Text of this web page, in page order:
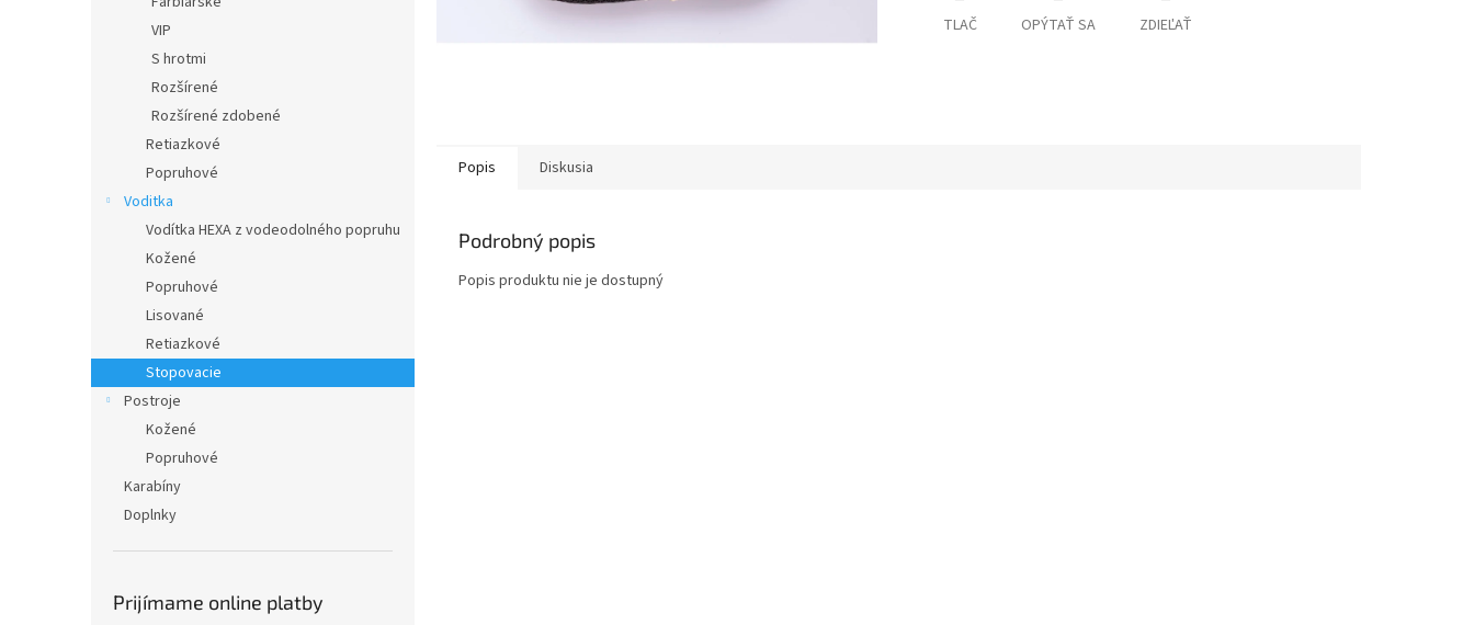
VIP
S hrotmi
Rozšírené
Rozšírené zdobené
Retiazkové
Popruhové
Voditka
Vodítka HEXA z vodeodolného popruhu
Kožené
Popruhové
Lisované
Retiazkové
Stopovacie
Postroje
Kožené
Popruhové
Karabíny
Doplnky
Prijímame online platby
TLAČ OPÝTAŤ SA ZDIEĽAŤ
Popis Diskusia
Podrobný popis
Popis produktu nie je dostupný